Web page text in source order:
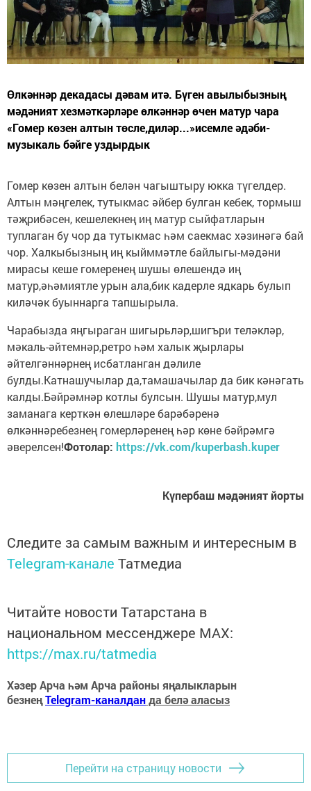
Өлкәннәр декадасы дәвам итә. Бүген авылыбызның
мәдәният хезмәткәрләре өлкәннәр өчен матур чара
«Гомер көзен алтын төсле,диләр...»исемле әдәби-
музыкаль бәйге уздырдык
Гомер көзен алтын белән чагыштыру юкка түгелдер.
Алтын мәңгелек, тутыкмас әйбер булган кебек, тормыш
тәҗрибәсен, кешелекнең иң матур сыйфатларын
туплаган бу чор да тутыкмас һәм саекмас хәзинәгә бай
чор. Халкыбызның иң кыйммәтле байлыгы-мәдәни
мирасы кеше гомеренең шушы өлешендә иң
матур,әһәмиятле урын ала,бик кадерле ядкарь булып
киләчәк буыннарга тапшырыла.
Чарабызда яңгыраган шигырьләр,шигъри теләкләр,
мәкаль-әйтемнәр,ретро һәм халык җырлары
әйтелгәннәрнең исбатланган дәлиле
булды.Катнашучылар да,тамашачылар да бик кәнәгать
калды.Бәйрәмнәр котлы булсын. Шушы матур,мул
заманага керткән өлешләре барәбәренә
өлкәннәребезнең гомерләренең һәр көне бәйрәмгә
әверелсен!Фотолар: https://vk.com/kuperbash.kuper
Күпербаш мәдәният йорты
Следите за самым важным и интересным в
Telegram-канале Татмедиа
Читайте новости Татарстана в
национальном мессенджере MАХ:
https://max.ru/tatmedia
Хәзер Арча һәм Арча районы яңалыкларын
безнеңTelegram-каналданда белә аласыз
Перейти на страницу новости